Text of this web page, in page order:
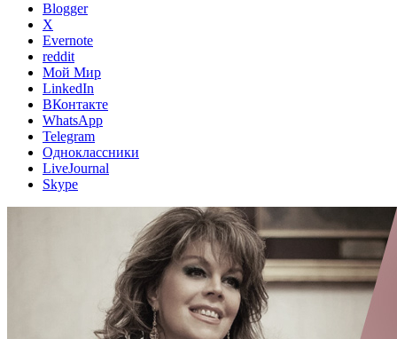
Blogger
X
Evernote
reddit
Мой Мир
LinkedIn
ВКонтакте
WhatsApp
Telegram
Одноклассники
LiveJournal
Skype